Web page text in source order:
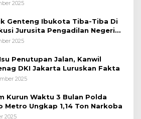
2025
Genteng Ibukota Tiba-Tiba Di
Jurusita Pengadilan Negeri
Diduga Cacat Hukum Sejak
2025
Penutupan Jalan, Kanwil
DKI Jakarta Luruskan Fakta
2025
Kurun Waktu 3 Bulan Polda
Metro Ungkap 1,14 Ton Narkoba
2025